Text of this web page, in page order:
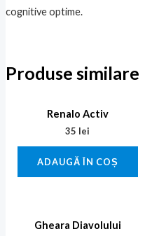
cognitive optime.
Produse similare
Renalo Activ
35 lei
ADAUGĂ ÎN COȘ
Gheara Diavolului